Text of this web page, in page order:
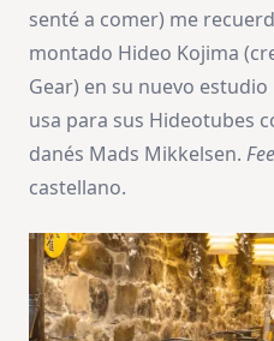
senté a comer) me
montado Hideo Kojima
Gear) en su nuevo
usa para sus Hideotubes
danés Mads Mikkelsen.
castellano.